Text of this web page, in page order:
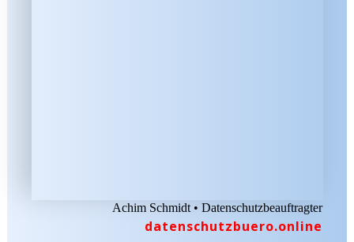
Achim Schmidt • Datenschutzbeauftragter
datenschutzbuero.online